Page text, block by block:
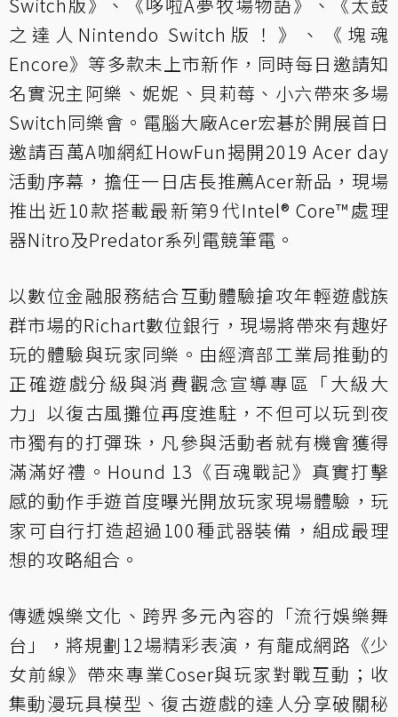
之達人Nintendo Switch版！》、《塊魂
Encore》等多款未上市新作，同時每日邀請知
名實況主阿樂、妮妮、貝莉莓、小六帶來多場
Switch同樂會。電腦大廠Acer宏碁於開展首日
邀請百萬A咖網紅HowFun揭開2019 Acer day
活動序幕，擔任一日店長推薦Acer新品，現場
推出近10款搭載最新第9代Intel® Core™處理
器Nitro及Predator系列電競筆電。
以數位金融服務結合互動體驗搶攻年輕遊戲族
群市場的Richart數位銀行，現場將帶來有趣好
玩的體驗與玩家同樂。由經濟部工業局推動的
正確遊戲分級與消費觀念宣導專區「大級大
力」以復古風攤位再度進駐，不但可以玩到夜
市獨有的打彈珠，凡參與活動者就有機會獲得
滿滿好禮。Hound 13《百魂戰記》真實打擊
感的動作手遊首度曝光開放玩家現場體驗，玩
家可自行打造超過100種武器裝備，組成最理
想的攻略組合。
傳遞娛樂文化、跨界多元內容的「流行娛樂舞
台」，將規劃12場精彩表演，有龍成網路《少
女前線》帶來專業Coser與玩家對戰互動；收
集動漫玩具模型、復古遊戲的達人分享破關秘